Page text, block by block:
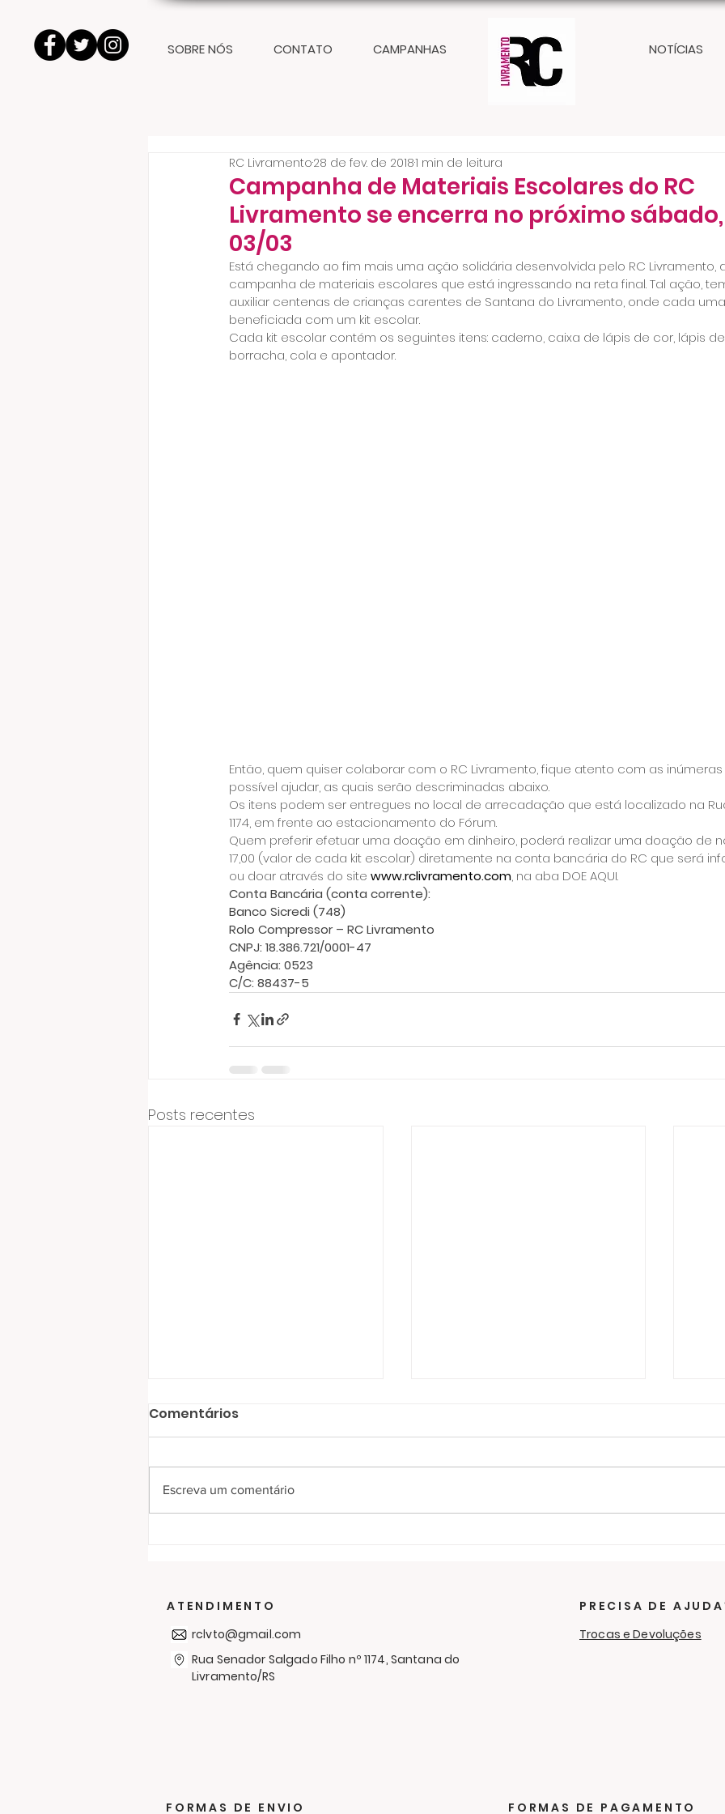
SOBRE NÓS CONTATO CAMPANHAS NOTÍCIAS
Campanha de Materiais Escolares do RC
Livramento se encerra no próximo
03/03
RC Livramento28 de fev. de 20181 min de leitura
Está chegando ao fim mais uma ação solidária desenvolvida pelo RC Livramento,
campanha de materiais escolares que está ingressando na reta final. Tal ação,
auxiliar centenas de crianças carentes de Santana do Livramento, onde cada
beneficiada com um kit escolar.
Cada kit escolar contém os seguintes itens: caderno, caixa de lápis de cor, lápis
borracha, cola e apontador.
Então, quem quiser colaborar com o RC Livramento, fique atento com as
possível ajudar, as quais serão descriminadas abaixo.
Os itens podem ser entregues no local de arrecadação que está localizado na
1174, em frente ao estacionamento do Fórum.
Quem preferir efetuar uma doação em dinheiro, poderá realizar uma doação de
17,00 (valor de cada kit escolar) diretamente na conta bancária do RC que será
ou doar através do site www.rclivramento.com, na aba DOE AQUI.
Conta Bancária (conta corrente):
Banco Sicredi (748)
Rolo Compressor – RC Livramento
CNPJ: 18.386.721/0001-47
Agência: 0523
C/C: 88437-5
Posts recentes
uma Campanha de
Agasalhos
Comentários
Escreva um comentário
ATENDIMENTO
rclvto@gmail.com
Rua Senador Salgado Filho nº 1174, Santana do
Livramento/RS
PRECISA DE
Trocas e Devoluções
FORMAS DE ENVIO FORMAS DE PAGAMENTO